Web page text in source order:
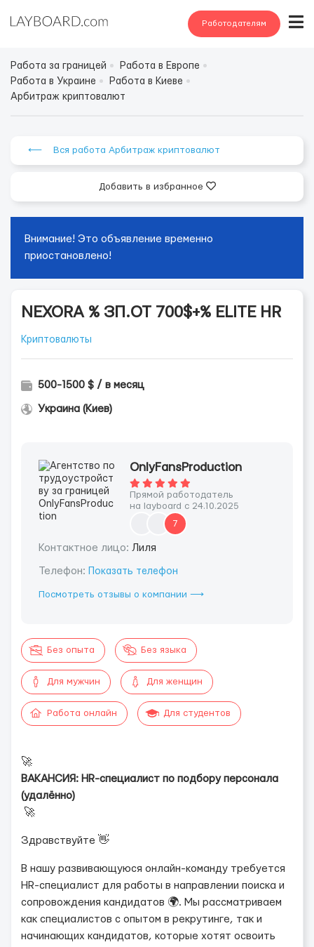
Работодателям
Работа за границей
Работа в Европе
Работа в Украине
Работа в Киеве
Арбитраж криптовалют
⟵ Вся работа Арбитраж криптовалют
Добавить в избранное
Внимание! Это объявление временно
приостановлено!
NEXORA % ЗП.ОТ 700$+% ELITE HR
Криптовалюты
500-1500 $ / в месяц
Украина (Киев)
OnlyFansProduction
Прямой работодатель
на layboard с 24.10.2025
7
Контактное лицо: Лиля
Телефон: Показать телефон
Посмотреть отзывы о компании ⟶
Без опыта Без языка
Для мужчин Для женщин
Работа онлайн Для студентов
🚀
ВАКАНСИЯ: HR-специалист по подбору персонала
(удалённо)
🚀
Здравствуйте 👋
В нашу развивающуюся онлайн-команду требуется
HR-специалист для работы в направлении поиска и
сопровождения кандидатов 🌍. Мы рассматриваем
как специалистов с опытом в рекрутинге, так и
начинающих кандидатов, которые хотят освоить